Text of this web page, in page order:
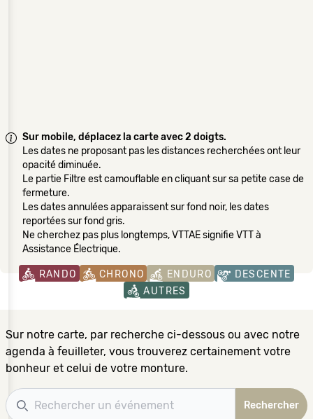
Sur mobile, déplacez la carte avec 2 doigts.
Les dates ne proposant pas les distances recherchées ont leur
opacité diminuée.
Le partie Filtre est camouflable en cliquant sur sa petite case de
fermeture.
Les dates annulées apparaissent sur fond noir, les dates
reportées sur fond gris.
Ne cherchez pas plus longtemps, VTTAE signifie VTT à
Assistance Électrique.
RANDO CHRONO ENDURO
DESCENTE
AUTRES
Sur notre carte, par recherche ci-dessous ou avec notre
agenda à feuilleter, vous trouverez certainement votre
bonheur et celui de votre monture.
Recherche